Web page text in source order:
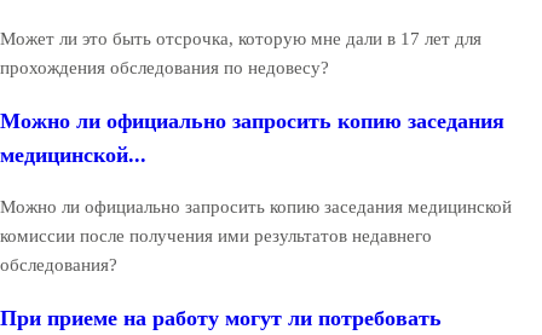
Может ли это быть отсрочка, которую мне дали в 17 лет для
прохождения обследования по недовесу?
Можно ли официально запросить копию заседания
медицинской...
Можно ли официально запросить копию заседания медицинской
комиссии после получения ими результатов недавнего
обследования?
При приеме на работу могут ли потребовать